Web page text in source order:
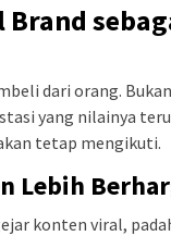
dari orang.
yang nilainya
tetap mengikuti.
Lebih
konten viral,